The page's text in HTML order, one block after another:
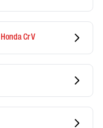
HondaCr V